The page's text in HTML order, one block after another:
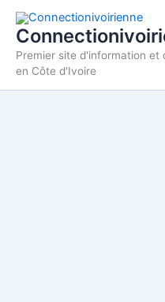
Aller
contenu
Premier site d'information
en Côte d'Ivoire